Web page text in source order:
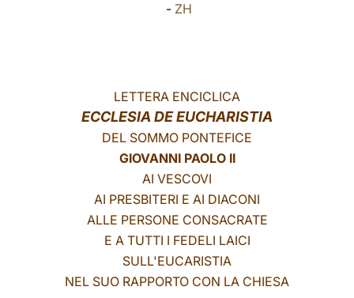
- ZH
LETTERA ENCICLICA
ECCLESIA DE EUCHARISTIA
DEL SOMMO PONTEFICE
GIOVANNI PAOLO II
AI VESCOVI
AI PRESBITERI E AI DIACONI
ALLE PERSONE CONSACRATE
E A TUTTI I FEDELI LAICI
SULL'EUCARISTIA
NEL SUO RAPPORTO CON LA CHIESA